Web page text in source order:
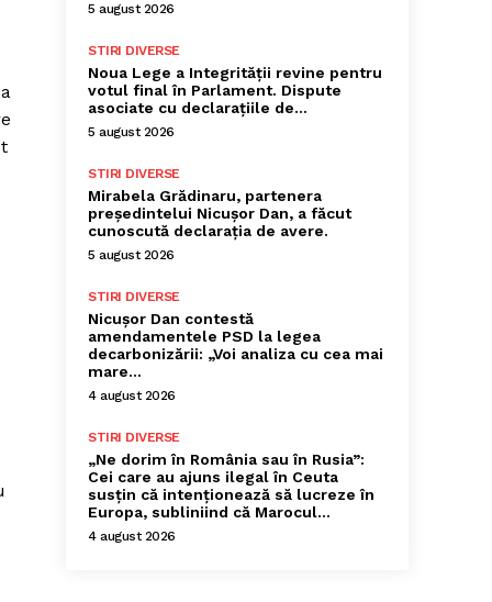
5 august 2026
STIRI DIVERSE
Noua Lege a Integrității revine pentru
votul final în Parlament. Dispute
asociate cu declarațiile de…
5 august 2026
STIRI DIVERSE
Mirabela Grădinaru, partenera
președintelui Nicușor Dan, a făcut
cunoscută declarația de avere.
5 august 2026
STIRI DIVERSE
Nicușor Dan contestă
amendamentele PSD la legea
decarbonizării: „Voi analiza cu cea mai
mare…
4 august 2026
STIRI DIVERSE
„Ne dorim în România sau în Rusia”:
Cei care au ajuns ilegal în Ceuta
susțin că intenționează să lucreze în
Europa, subliniind că Marocul...
4 august 2026